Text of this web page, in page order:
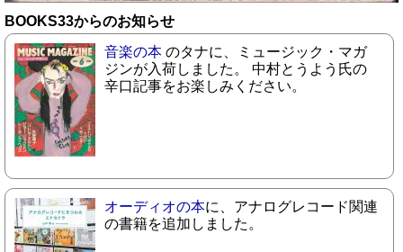
BOOKS33からのお知らせ
音楽の本 のタナに、ミュージック・マガ
ジンが入荷しました。 中村とうよう氏の
辛口記事をお楽しみください。
オーディオの本に、アナログレコード関連
の書籍を追加しました。